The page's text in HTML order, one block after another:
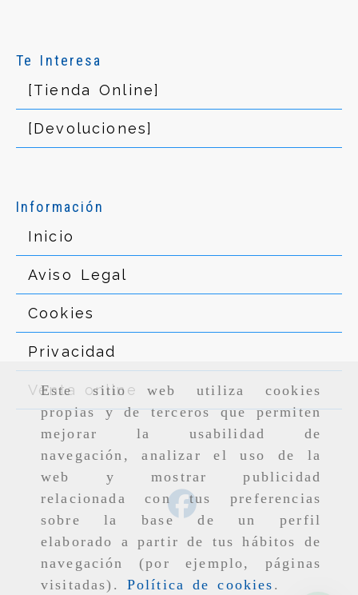
Este sitio web utiliza cookies
propias y de terceros que permiten
mejorar la usabilidad de
navegación, analizar el uso de la
web y mostrar publicidad
relacionada con tus preferencias
sobre la base de un perfil
elaborado a partir de tus hábitos de
navegación (por ejemplo, páginas
visitadas). Política de cookies .
Te Interesa
[Tienda Online]
[Devoluciones]
Información
Inicio
Aviso Legal
Cookies
Privacidad
Venta online